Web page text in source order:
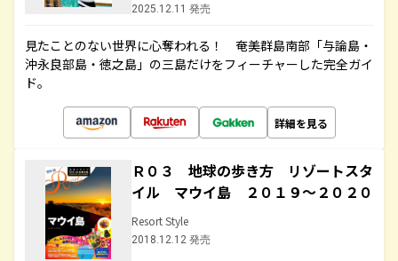
2025.12.11 発売
見たことのない世界に心奪われる！ 奄美群島南部「与論島・
沖永良部島・徳之島」の三島だけをフィーチャーした完全ガイ
ド。
詳細を見る
Ｒ０３ 地球の歩き方 リゾートスタ
イル マウイ島 ２０１９～２０２０
Resort Style
2018.12.12 発売